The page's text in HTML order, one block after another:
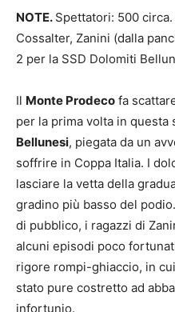
NOTE. Spettatori: 500
Cossalter, Zanini (dalla
2 per la SSD Dolomiti
Il Monte Prodeco fa
per la prima volta in questa
Bellunesi, piegata da un
soffrire in Coppa Italia. I
lasciare la vetta della
gradino più basso del
di pubblico, i ragazzi di
alcuni episodi poco
rigore rompi-ghiaccio, in
stato pure costretto ad
infortunio.